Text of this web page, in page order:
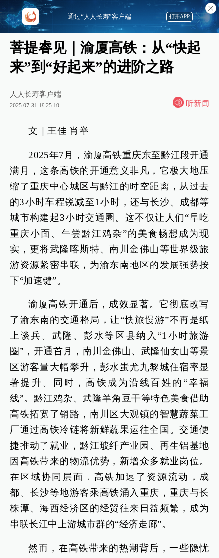
菩提睿见｜渝厦高铁：从“快起
来”到“好起来”的进阶之路
人人长寿客户端
2025-07-31 19:25:19 听新闻
文｜王佳 肖举
2025年7月，渝厦高铁重庆东至黔江段开通
满月，这条高铁的开通意义非凡，它极大地压
缩了重庆中心城区与黔江的时空距离，从过去
的3小时车程锐减至1小时，还与长沙、成都等
城市构建起3小时交通圈。这不仅让人们“早吃
重庆小面、午尝黔江鸡杂”的美食畅想成为现
实，更将武隆喀斯特、南川金佛山等世界级旅
游资源紧密串联，为渝东南地区的发展强势按
下“加速键”。
渝厦高铁开通后，成效显著。它彻底改写
了渝东南的交通格局，让“快旅慢游”不再是纸
上谈兵。武隆、彭水等区县纳入“1小时旅游
圈”，开通首月，南川金佛山、武隆仙女山等景
区游客量大幅攀升，彭水蚩尤九黎城住宿率显
著提升。同时，高铁成为沿线百姓的“幸福
线”。黔江鸡杂、武隆羊角豆干等特色美食借助
高铁拓宽了销路，南川区大观镇的智慧蔬菜工
厂通过高铁冷链将新鲜蔬果运往全国。交通便
捷推动了就业，黔江玻纤产业园、再生铝基地
因高铁带来的物流优势，新增众多就业岗位。
在区域协同层面，高铁加速了资源流动，成
都、长沙等地游客乘高铁涌入重庆，重庆与长
株潭、海西经济区的经贸往来日益频繁，成为
串联长江中上游城市群的“经济走廊”。
然而，在高铁带来的热潮背后，一些隐忧
通过“人人长寿”客户端 打开APP